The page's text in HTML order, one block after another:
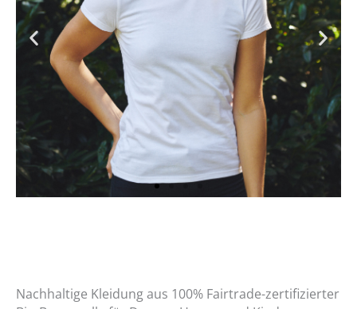
Nachhaltige Kleidung aus 100% Fairtrade-zertifizierter